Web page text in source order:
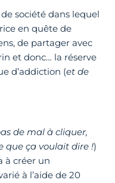
société dans lequel
en quête de
de partager avec
et donc… la réserve
d’addiction (et de
de mal à cliquer,
que ça voulait dire !)
à créer un
à l’aide de 20